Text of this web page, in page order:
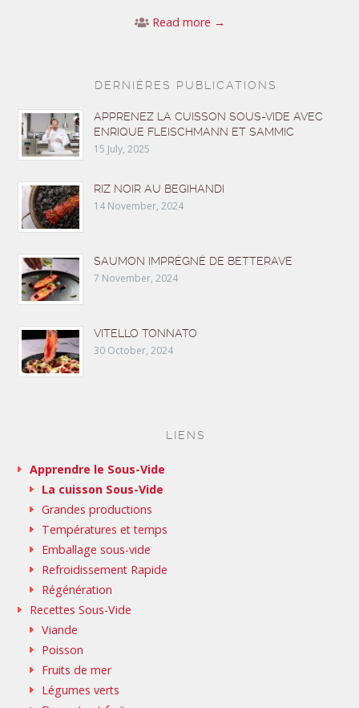
Read more →
DERNIÈRES PUBLICATIONS
APPRENEZ LA CUISSON SOUS-VIDE AVEC
ENRIQUE FLEISCHMANN ET SAMMIC
15 July, 2025
RIZ NOIR AU BEGIHANDI
14 November, 2024
SAUMON IMPRÉGNÉ DE BETTERAVE
7 November, 2024
VITELLO TONNATO
30 October, 2024
LIENS
Apprendre le Sous-Vide
La cuisson Sous-Vide
Grandes productions
Températures et temps
Emballage sous-vide
Refroidissement Rapide
Régénération
Recettes Sous-Vide
Viande
Poisson
Fruits de mer
Légumes verts